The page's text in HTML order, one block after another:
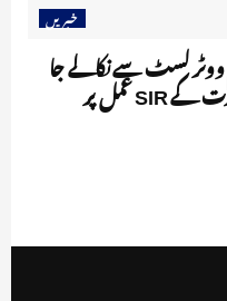
خبریں
لسٹ سے نکالے جا
رہے ہیں؟ UN کی رپورٹ میں بھارت کے SIR عمل پر